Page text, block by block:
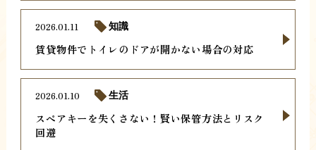
賃貸物件でトイレのドアが開かない場合の対応
2026.01.11 知識
スペアキーを失くさない！賢い保管方法とリスク
回避
2026.01.10 生活